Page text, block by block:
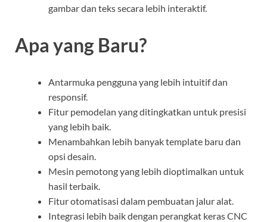
gambar dan teks secara lebih interaktif.
Apa yang Baru?
Antarmuka pengguna yang lebih intuitif dan
responsif.
Fitur pemodelan yang ditingkatkan untuk presisi
yang lebih baik.
Menambahkan lebih banyak template baru dan
opsi desain.
Mesin pemotong yang lebih dioptimalkan untuk
hasil terbaik.
Fitur otomatisasi dalam pembuatan jalur alat.
Integrasi lebih baik dengan perangkat keras CNC